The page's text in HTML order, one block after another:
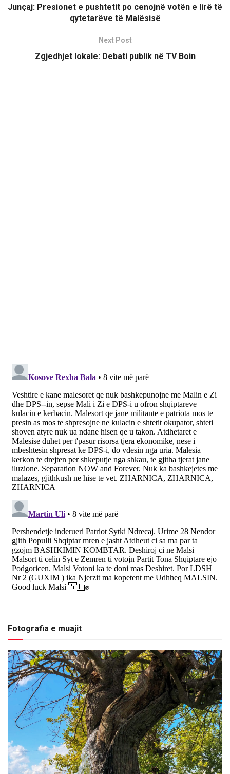
Junçaj: Presionet e pushtetit po cenojnë votën e lirë të
qytetarëve të Malësisë
Next Post
Zgjedhjet lokale: Debati publik në TV Boin
Fotografia e muajit